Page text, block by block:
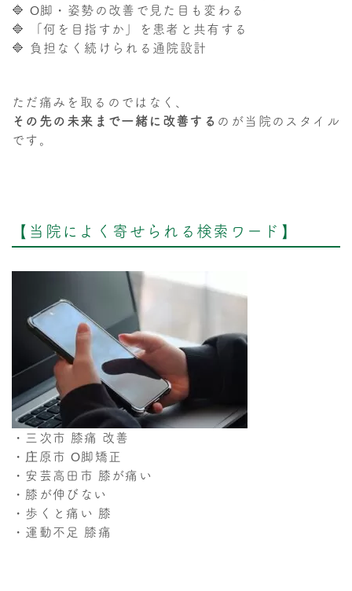
🔷 O脚・姿勢の改善で見た目も変わる
🔷 「何を目指すか」を患者と共有する
🔷 負担なく続けられる通院設計
ただ痛みを取るのではなく、
その先の未来まで一緒に改善する のが当院のスタイル
です。
【当院によく寄せられる検索ワード】
・三次市 膝痛 改善
・庄原市 O脚矯正
・安芸高田市 膝が痛い
・膝が伸びない
・歩くと痛い 膝
・運動不足 膝痛